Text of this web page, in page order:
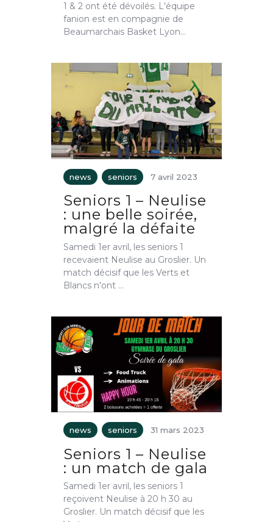
1 & 2 ont été dévoilés. L'équipe
fanion est en compagnie de
Beaumarchais Basket Lyon…
news seniors 7 avril 2023
Seniors 1 – Neulise
: une belle soirée,
malgré la défaite
Samedi 1er avril, les seniors 1
recevaient Neulise au Groslier. Un
match décisif que les Verts et
Blancs n'ont …
news seniors 31 mars 2023
Seniors 1 – Neulise
: un match de gala
Samedi 1er avril, les seniors 1
reçoivent Neulise à 20 h 30 au
Groslier. Un match décisif que les